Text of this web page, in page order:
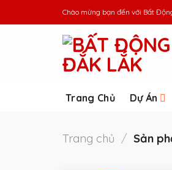
to
Chào mừng bạn đến với Bất
Trang Chủ Dự Án
Trang chủ / Sản